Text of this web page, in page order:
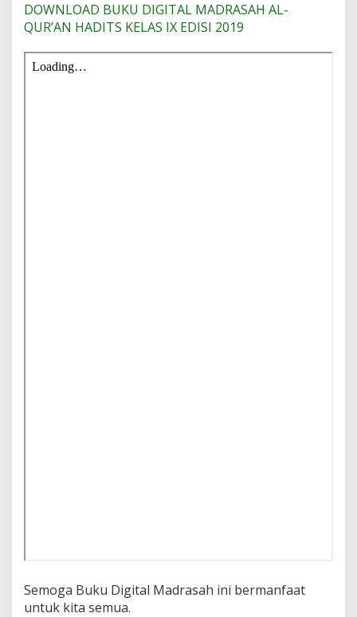
DOWNLOAD BUKU DIGITAL MADRASAH AL-
QUR’AN HADITS KELAS IX EDISI 2019
Semoga Buku Digital Madrasah ini bermanfaat
untuk kita semua.